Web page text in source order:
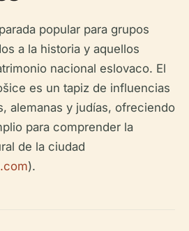
popular para grupos
a la historia y aquellos
nacional eslovaco. El
es un tapiz de influencias
alemanas y judías, ofreciendo
para comprender la
de la ciudad
).